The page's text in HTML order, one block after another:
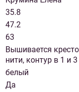
35.8
47.2
63
Вышивается
нити, контур в 1 и
белый
Да